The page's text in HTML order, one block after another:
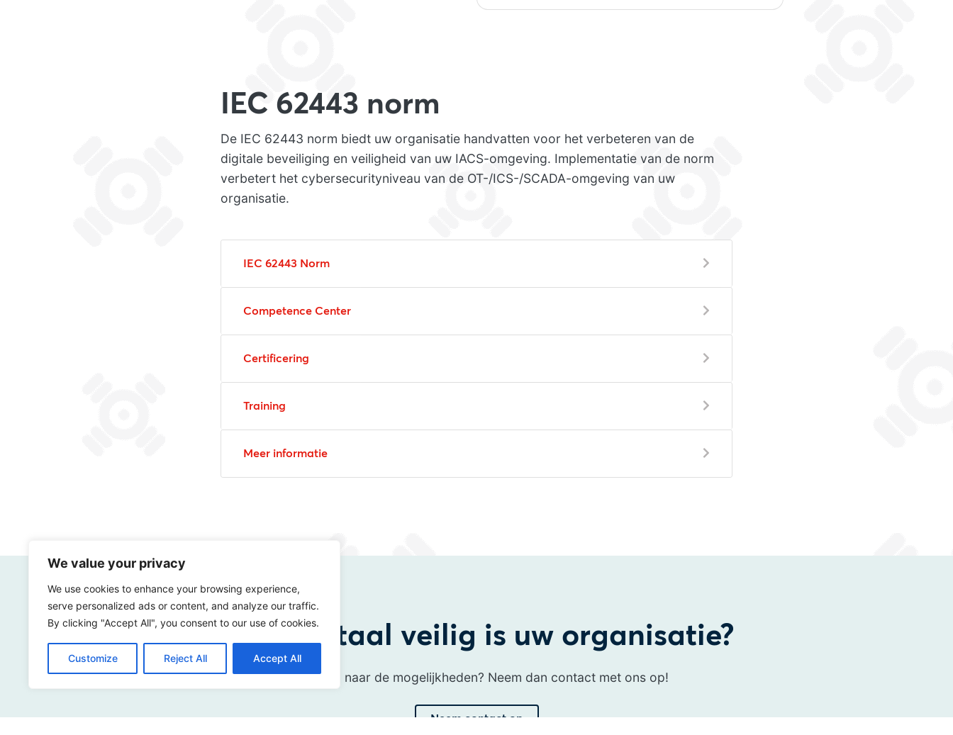
We value your privacy
We use cookies to enhance your browsing experience,
serve personalized ads or content, and analyze our traffic.
By clicking "Accept All", you consent to our use of cookies.
Customize Reject All Accept All
IEC 62443 norm
De IEC 62443 norm biedt uw organisatie handvatten voor het verbeteren van de
digitale beveiliging en veiligheid van uw IACS-omgeving. Implementatie van de norm
verbetert het cybersecurityniveau van de OT-/ICS-/SCADA-omgeving van uw
organisatie.
IEC 62443 Norm
Competence Center
Certificering
Training
Meer informatie
Hoe digitaal veilig is uw organisatie?
Benieuwd naar de mogelijkheden? Neem dan contact met ons op!
Neem contact op